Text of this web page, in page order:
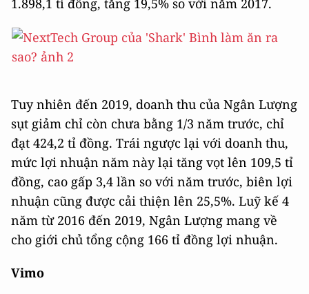
Tuy nhiên đến 2019, doanh thu của Ngân Lượng
sụt giảm chỉ còn chưa bằng 1/3 năm trước, chỉ
đạt 424,2 tỉ đồng. Trái ngược lại với doanh thu,
mức lợi nhuận năm này lại tăng vọt lên 109,5 tỉ
đồng, cao gấp 3,4 lần so với năm trước, biên lợi
nhuận cũng được cải thiện lên 25,5%. Luỹ kế 4
năm từ 2016 đến 2019, Ngân Lượng mang về
cho giới chủ tổng cộng 166 tỉ đồng lợi nhuận.
Vimo